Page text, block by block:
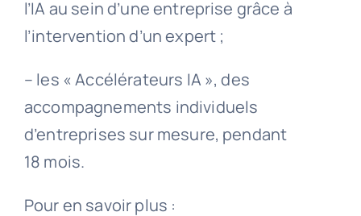
l’IA au sein d’une entreprise grâce à
l’intervention d’un expert ;
– les « Accélérateurs IA », des
accompagnements individuels
d’entreprises sur mesure, pendant
18 mois.
Pour en savoir plus :